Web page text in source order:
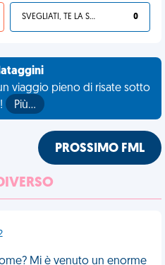
SVEGLIATI, TE LA SEI CERCATA! 0
viaggio pieno di risate sotto
Più…
PROSSIMO FML
Mi è venuto un enorme